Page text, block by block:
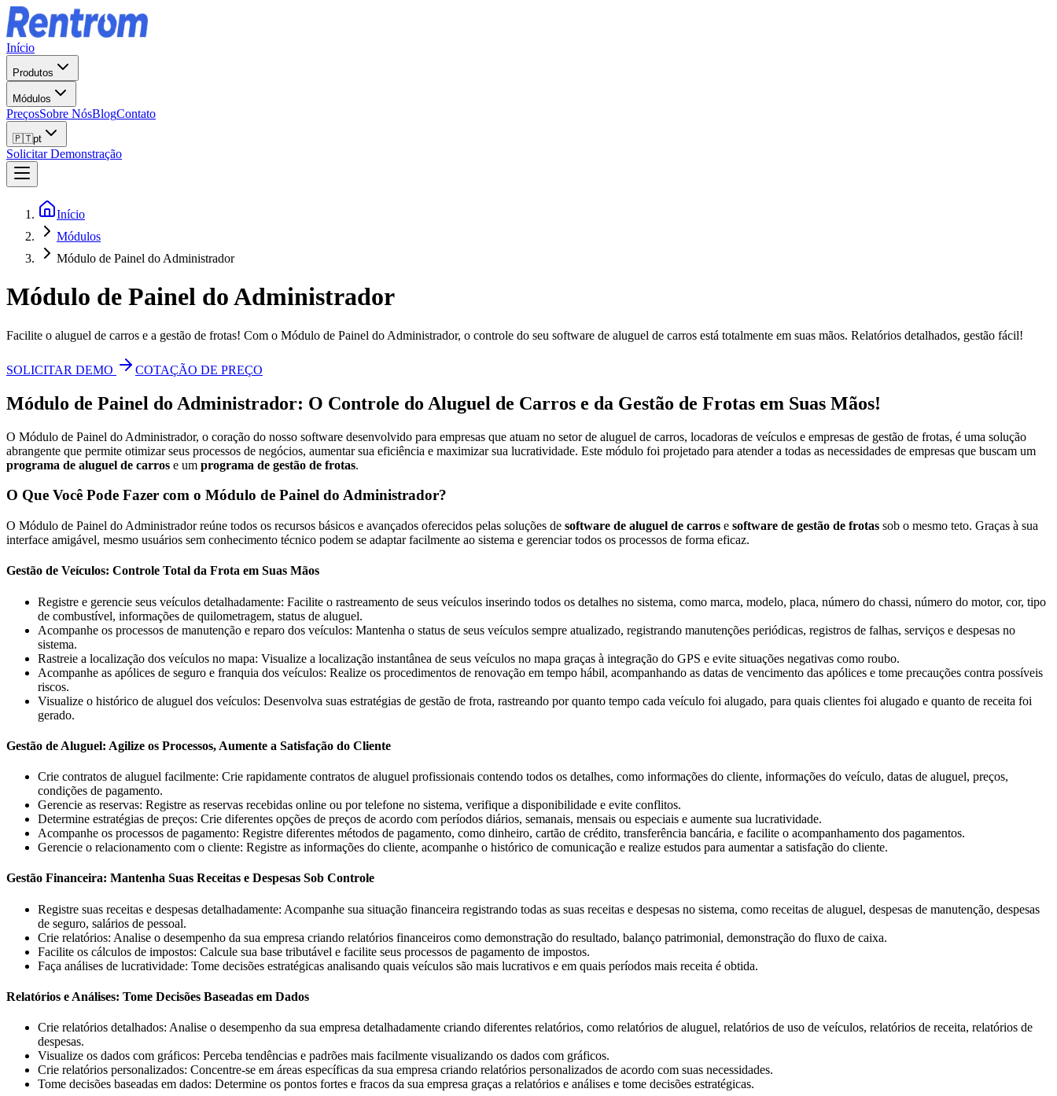
Início
Produtos
Módulos
PreçosSobre NósBlogContato
🇵🇹pt
Solicitar Demonstração
Início
Módulos
Módulo de Painel do Administrador
Módulo de Painel do Administrador
Facilite o aluguel de carros e a gestão de frotas! Com o Módulo de Painel do Administrador, o controle do seu software de aluguel de carros está totalmente em suas mãos. Relatórios detalhados, gestão fácil!
SOLICITAR DEMO COTAÇÃO DE PREÇO
Módulo de Painel do Administrador: O Controle do Aluguel de Carros e da Gestão de Frotas em Suas Mãos!
O Módulo de Painel do Administrador, o coração do nosso software desenvolvido para empresas que atuam no setor de aluguel de carros, locadoras de veículos e empresas de gestão de frotas, é uma solução
abrangente que permite otimizar seus processos de negócios, aumentar sua eficiência e maximizar sua lucratividade. Este módulo foi projetado para atender a todas as necessidades de empresas que buscam um
programa de aluguel de carros e um programa de gestão de frotas.
O Que Você Pode Fazer com o Módulo de Painel do Administrador?
O Módulo de Painel do Administrador reúne todos os recursos básicos e avançados oferecidos pelas soluções de software de aluguel de carros e software de gestão de frotas sob o mesmo teto. Graças à sua
interface amigável, mesmo usuários sem conhecimento técnico podem se adaptar facilmente ao sistema e gerenciar todos os processos de forma eficaz.
Gestão de Veículos: Controle Total da Frota em Suas Mãos
Registre e gerencie seus veículos detalhadamente: Facilite o rastreamento de seus veículos inserindo todos os detalhes no sistema, como marca, modelo, placa, número do chassi, número do motor, cor, tipo
de combustível, informações de quilometragem, status de aluguel.
Acompanhe os processos de manutenção e reparo dos veículos: Mantenha o status de seus veículos sempre atualizado, registrando manutenções periódicas, registros de falhas, serviços e despesas no
sistema.
Rastreie a localização dos veículos no mapa: Visualize a localização instantânea de seus veículos no mapa graças à integração do GPS e evite situações negativas como roubo.
Acompanhe as apólices de seguro e franquia dos veículos: Realize os procedimentos de renovação em tempo hábil, acompanhando as datas de vencimento das apólices e tome precauções contra possíveis
riscos.
Visualize o histórico de aluguel dos veículos: Desenvolva suas estratégias de gestão de frota, rastreando por quanto tempo cada veículo foi alugado, para quais clientes foi alugado e quanto de receita foi
gerado.
Gestão de Aluguel: Agilize os Processos, Aumente a Satisfação do Cliente
Crie contratos de aluguel facilmente: Crie rapidamente contratos de aluguel profissionais contendo todos os detalhes, como informações do cliente, informações do veículo, datas de aluguel, preços,
condições de pagamento.
Gerencie as reservas: Registre as reservas recebidas online ou por telefone no sistema, verifique a disponibilidade e evite conflitos.
Determine estratégias de preços: Crie diferentes opções de preços de acordo com períodos diários, semanais, mensais ou especiais e aumente sua lucratividade.
Acompanhe os processos de pagamento: Registre diferentes métodos de pagamento, como dinheiro, cartão de crédito, transferência bancária, e facilite o acompanhamento dos pagamentos.
Gerencie o relacionamento com o cliente: Registre as informações do cliente, acompanhe o histórico de comunicação e realize estudos para aumentar a satisfação do cliente.
Gestão Financeira: Mantenha Suas Receitas e Despesas Sob Controle
Registre suas receitas e despesas detalhadamente: Acompanhe sua situação financeira registrando todas as suas receitas e despesas no sistema, como receitas de aluguel, despesas de manutenção, despesas
de seguro, salários de pessoal.
Crie relatórios: Analise o desempenho da sua empresa criando relatórios financeiros como demonstração do resultado, balanço patrimonial, demonstração do fluxo de caixa.
Facilite os cálculos de impostos: Calcule sua base tributável e facilite seus processos de pagamento de impostos.
Faça análises de lucratividade: Tome decisões estratégicas analisando quais veículos são mais lucrativos e em quais períodos mais receita é obtida.
Relatórios e Análises: Tome Decisões Baseadas em Dados
Crie relatórios detalhados: Analise o desempenho da sua empresa detalhadamente criando diferentes relatórios, como relatórios de aluguel, relatórios de uso de veículos, relatórios de receita, relatórios de
despesas.
Visualize os dados com gráficos: Perceba tendências e padrões mais facilmente visualizando os dados com gráficos.
Crie relatórios personalizados: Concentre-se em áreas específicas da sua empresa criando relatórios personalizados de acordo com suas necessidades.
Tome decisões baseadas em dados: Determine os pontos fortes e fracos da sua empresa graças a relatórios e análises e tome decisões estratégicas.